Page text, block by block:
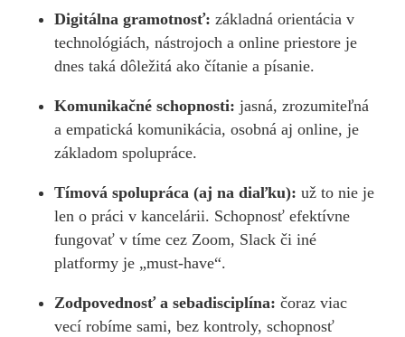
Digitálna gramotnosť:základná orientácia v
technológiách, nástrojoch a online priestore je
dnes taká dôležitá ako čítanie a písanie.
Komunikačné schopnosti:jasná, zrozumiteľná
a empatická komunikácia, osobná aj online, je
základom spolupráce.
Tímová spolupráca (aj na diaľku):už to nie je
len o práci v kancelárii. Schopnosť efektívne
fungovať v tíme cez Zoom, Slack či iné
platformy je „must-have“.
Zodpovednosť a sebadisciplína:čoraz viac
vecí robíme sami, bez kontroly, schopnosť